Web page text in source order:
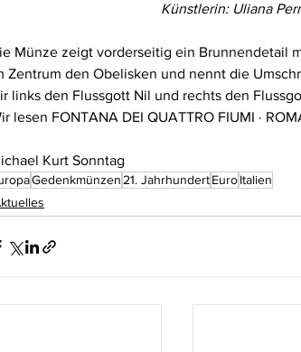
Künstlerin: Uliana
Münze zeigt vorderseitig ein Brunnendetail
Zentrum den Obelisken und nennt die
links den Flussgott Nil und rechts den
lesen FONTANA DEI QUATTRO FIUMI ·
Kurt Sonntag
Gedenkmünzen21. JahrhundertEuroItalien